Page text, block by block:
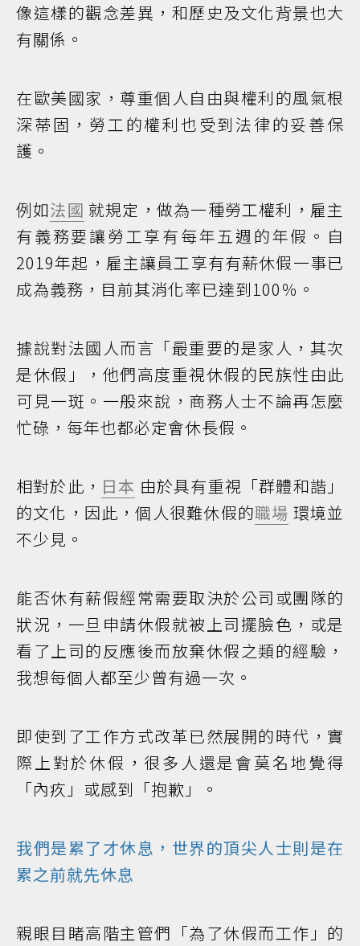
像這樣的觀念差異，和歷史及文化背景也大
有關係。
在歐美國家，尊重個人自由與權利的風氣根
深蒂固，勞工的權利也受到法律的妥善保
護。
例如法國 就規定，做為一種勞工權利，雇主
有義務要讓勞工享有每年五週的年假。自
2019年起，雇主讓員工享有有薪休假一事已
成為義務，目前其消化率已達到100％。
據說對法國人而言「最重要的是家人，其次
是休假」，他們高度重視休假的民族性由此
可見一斑。一般來說，商務人士不論再怎麼
忙碌，每年也都必定會休長假。
相對於此， 日本 由於具有重視「群體和諧」
的文化，因此，個人很難休假的職場 環境並
不少見。
能否休有薪假經常需要取決於公司或團隊的
狀況，一旦申請休假就被上司擺臉色，或是
看了上司的反應後而放棄休假之類的經驗，
我想每個人都至少曾有過一次。
即使到了工作方式改革已然展開的時代，實
際上對於休假，很多人還是會莫名地覺得
「內疚」或感到「抱歉」。
我們是累了才休息，世界的頂尖人士則是在
累之前就先休息
親眼目睹高階主管們「為了休假而工作」的